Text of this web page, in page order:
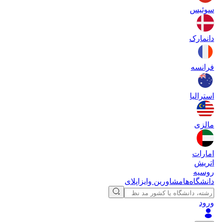
سوئیس
دانمارک
فرانسه
استرالیا
مالزی
امارات
اتریش
روسیه
دانشگاه‌هامشاورین وایزاپلای
ورود